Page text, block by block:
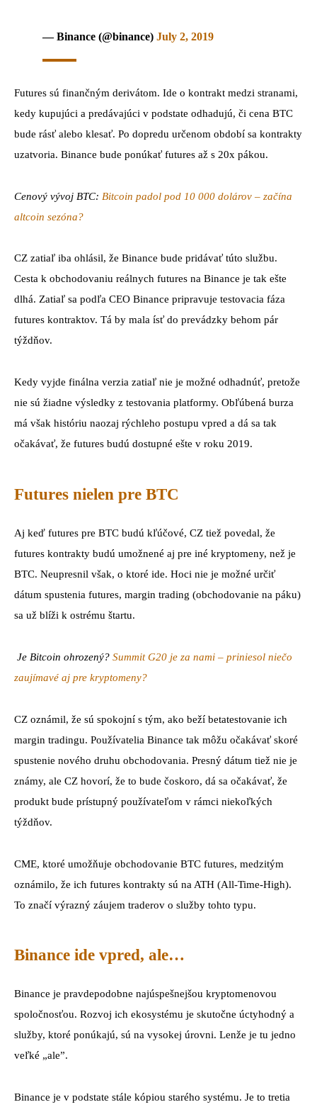
— Binance (@binance) July 2, 2019
Futures sú finančným derivátom. Ide o kontrakt medzi stranami,
kedy kupujúci a predávajúci v podstate odhadujú, či cena BTC
bude rásť alebo klesať. Po dopredu určenom období sa kontrakty
uzatvoria. Binance bude ponúkať futures až s 20x pákou.
Cenový vývoj BTC: Bitcoin padol pod 10 000 dolárov – začína
altcoin sezóna?
CZ zatiaľ iba ohlásil, že Binance bude pridávať túto službu.
Cesta k obchodovaniu reálnych futures na Binance je tak ešte
dlhá. Zatiaľ sa podľa CEO Binance pripravuje testovacia fáza
futures kontraktov. Tá by mala ísť do prevádzky behom pár
týždňov.
Kedy vyjde finálna verzia zatiaľ nie je možné odhadnúť, pretože
nie sú žiadne výsledky z testovania platformy. Obľúbená burza
má však históriu naozaj rýchleho postupu vpred a dá sa tak
očakávať, že futures budú dostupné ešte v roku 2019.
Futures nielen pre BTC
Aj keď futures pre BTC budú kľúčové, CZ tiež povedal, že
futures kontrakty budú umožnené aj pre iné kryptomeny, než je
BTC. Neupresnil však, o ktoré ide. Hoci nie je možné určiť
dátum spustenia futures, margin trading (obchodovanie na páku)
sa už blíži k ostrému štartu.
Je Bitcoin ohrozený? Summit G20 je za nami – priniesol niečo
zaujímavé aj pre kryptomeny?
CZ oznámil, že sú spokojní s tým, ako beží betatestovanie ich
margin tradingu. Používatelia Binance tak môžu očakávať skoré
spustenie nového druhu obchodovania. Presný dátum tiež nie je
známy, ale CZ hovorí, že to bude čoskoro, dá sa očakávať, že
produkt bude prístupný používateľom v rámci niekoľkých
týždňov.
CME, ktoré umožňuje obchodovanie BTC futures, medzitým
oznámilo, že ich futures kontrakty sú na ATH (All-Time-High).
To značí výrazný záujem traderov o služby tohto typu.
Binance ide vpred, ale…
Binance je pravdepodobne najúspešnejšou kryptomenovou
spoločnosťou. Rozvoj ich ekosystému je skutočne úctyhodný a
služby, ktoré ponúkajú, sú na vysokej úrovni. Lenže je tu jedno
veľké „ale”.
Binance je v podstate stále kópiou starého systému. Je to tretia